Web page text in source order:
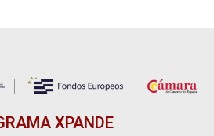
XPANDE